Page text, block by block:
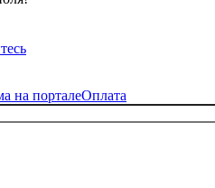
на порталеОплата